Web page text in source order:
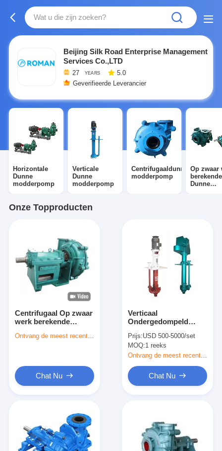
Beijing Silk Road Enterprise Management
Services Co.,LTD
27 YEARS
5.0
Geverifieerde Leverancier
Horizontale
Dunne
modderpomp
Verticale
Dunne
modderpomp
Centrifugaaldunne
modderpomp
Op zwaar
berekende
Dunne
Onze Topproducten
Centrifugaal Op zwaar
werk berekende
modderpomp/Zuiveringsslibpomp
Ontvang de meest recente Prijs
Chat Nu
Verticaal
Ondergedompeld
Enig Stadium 58m Max
Head
Prijs:USD 500-5000/set
MOQ:1 reeks
Chat Nu